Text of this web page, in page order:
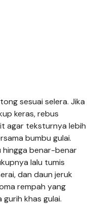
sesuai selera. Jika
keras, rebus
agar teksturnya lebih
bumbu gulai.
hingga benar-benar
lalu tumis
dan daun jeruk
rempah yang
khas gulai.